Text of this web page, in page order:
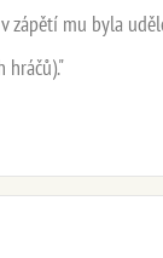
zápětí mu byla
hráčů)."